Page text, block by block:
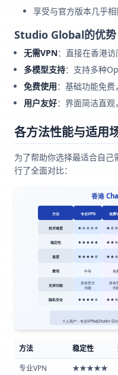
享受与官方版本几乎
Studio Global的优势
无需VPN：直接在香港
多模型支持：支持多种
免费使用：基础功能免
用户友好：界面简洁直
各方法性能与适用
为了帮助你选择最适合自
行了全面对比：
方法 稳定性
专业VPN
★★★★★